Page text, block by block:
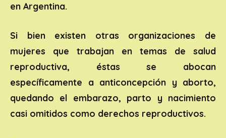
en Argentina.
Si bien existen otras organizaciones de
mujeres que trabajan en temas de salud
reproductiva, éstas se abocan
específicamente a anticoncepción y aborto,
quedando el embarazo, parto y nacimiento
casi omitidos como derechos reproductivos.